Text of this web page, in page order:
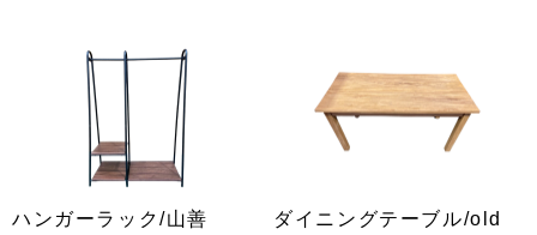
ハンガーラック/山善
ダイニングテーブル/old